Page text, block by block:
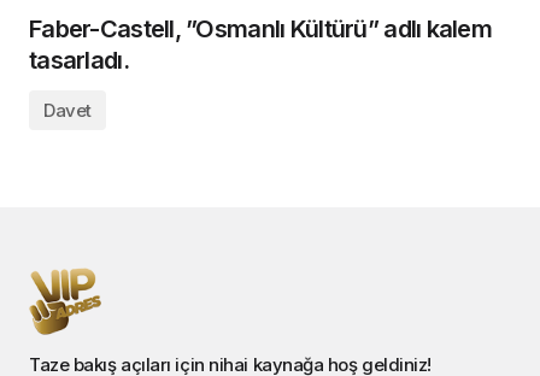
Faber-Castell, ”Osmanlı Kültürü” adlı kalem
tasarladı.
Davet
Taze bakış açıları için nihai kaynağa hoş geldiniz!